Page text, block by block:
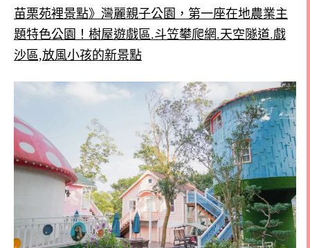
苗栗苑裡景點》灣麗親子公園，第一座在地農業主
題特色公園！樹屋遊戲區.斗笠攀爬網.天空隧道.戲
沙區,放風小孩的新景點